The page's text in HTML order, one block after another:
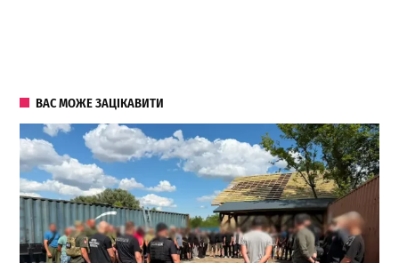
ВАС МОЖЕ ЗАЦІКАВИТИ